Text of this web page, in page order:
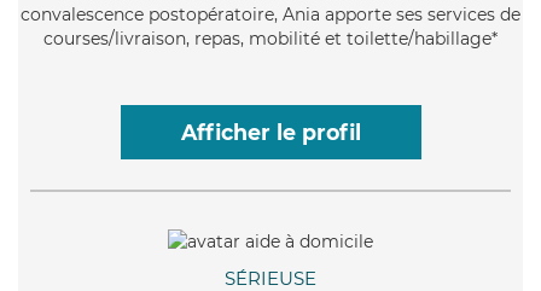
convalescence postopératoire, Ania apporte ses services de
courses/livraison, repas, mobilité et toilette/habillage*
Afficher le profil
SÉRIEUSE